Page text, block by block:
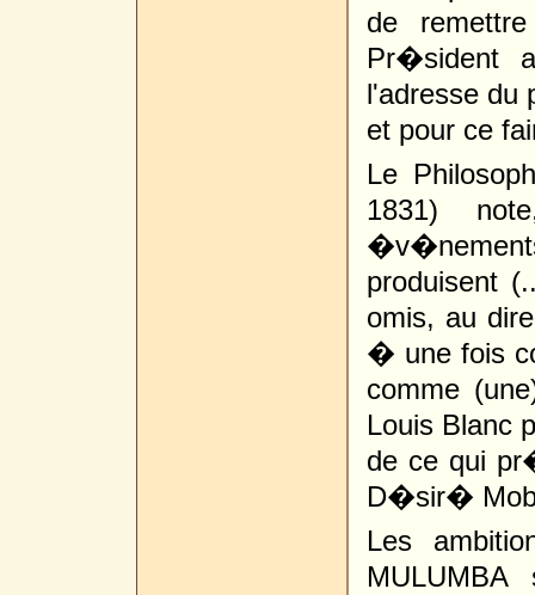
de
Pr�sident
l'adresse
et pour ce
Le
1831)
produisent
omis, au
� une fois
comme
Louis Blanc
de ce qui
D�sir�
Les